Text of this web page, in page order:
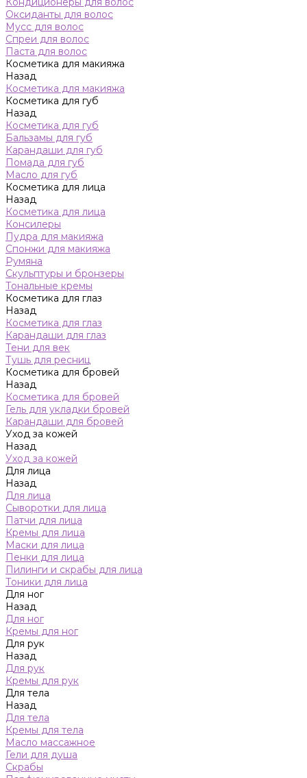
Оксиданты для волос
Мусс для волос
Спреи для волос
Паста для волос
Косметика для макияжа
Назад
Косметика для макияжа
Косметика для губ
Назад
Косметика для губ
Бальзамы для губ
Карандаши для губ
Помада для губ
Масло для губ
Косметика для лица
Назад
Косметика для лица
Консилеры
Пудра для макияжа
Спонжи для макияжа
Румяна
Скульптуры и бронзеры
Тональные кремы
Косметика для глаз
Назад
Косметика для глаз
Карандаши для глаз
Тени для век
Тушь для ресниц
Косметика для бровей
Назад
Косметика для бровей
Гель для укладки бровей
Карандаши для бровей
Уход за кожей
Назад
Уход за кожей
Для лица
Назад
Для лица
Сыворотки для лица
Патчи для лица
Кремы для лица
Маски для лица
Пенки для лица
Пилинги и скрабы для лица
Тоники для лица
Для ног
Назад
Для ног
Кремы для ног
Для рук
Назад
Для рук
Кремы для рук
Для тела
Назад
Для тела
Кремы для тела
Масло массажное
Гели для душа
Скрабы